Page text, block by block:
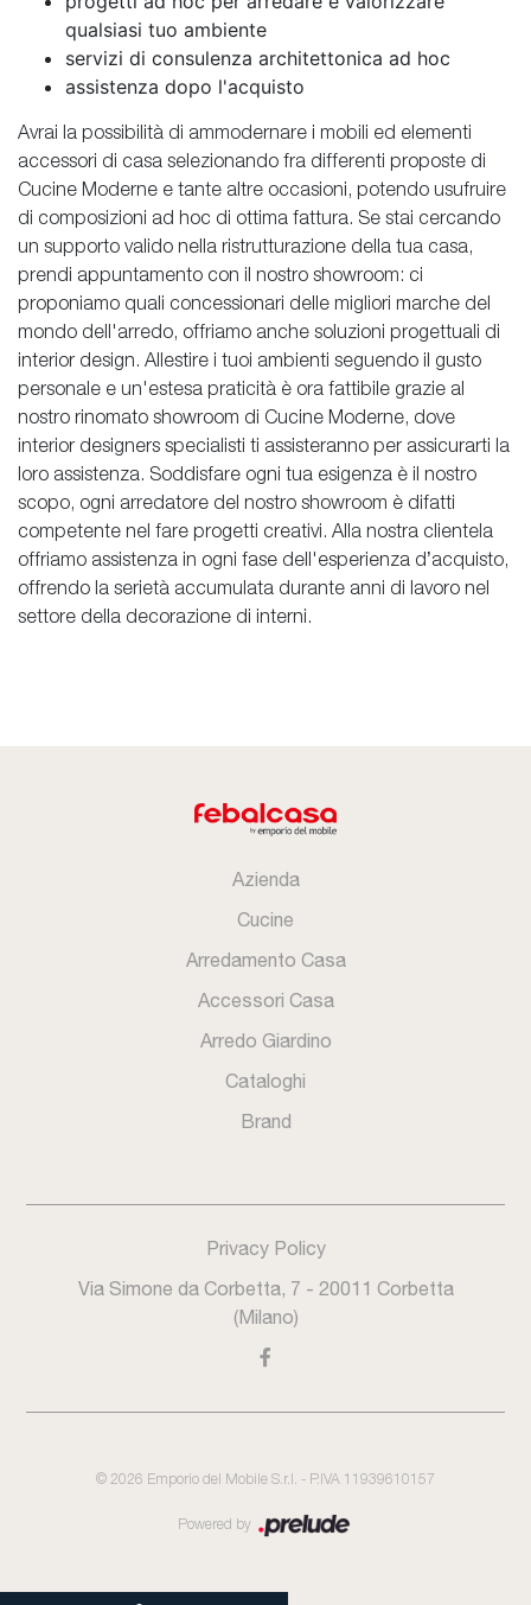
qualsiasi tuo ambiente
servizi di consulenza architettonica ad hoc
assistenza dopo l'acquisto
Avrai la possibilità di ammodernare i mobili ed elementi
accessori di casa selezionando fra differenti proposte di
Cucine Moderne e tante altre occasioni, potendo usufruire
di composizioni ad hoc di ottima fattura. Se stai cercando
un supporto valido nella ristrutturazione della tua casa,
prendi appuntamento con il nostro showroom: ci
proponiamo quali concessionari delle migliori marche del
mondo dell'arredo, offriamo anche soluzioni progettuali di
interior design. Allestire i tuoi ambienti seguendo il gusto
personale e un'estesa praticità è ora fattibile grazie al
nostro rinomato showroom di Cucine Moderne, dove
interior designers specialisti ti assisteranno per assicurarti la
loro assistenza. Soddisfare ogni tua esigenza è il nostro
scopo, ogni arredatore del nostro showroom è difatti
competente nel fare progetti creativi. Alla nostra clientela
offriamo assistenza in ogni fase dell'esperienza d’acquisto,
offrendo la serietà accumulata durante anni di lavoro nel
settore della decorazione di interni.
Azienda
Cucine
Arredamento Casa
Accessori Casa
Arredo Giardino
Cataloghi
Brand
Privacy Policy
Via Simone da Corbetta, 7 - 20011 Corbetta
(Milano)
© 2026 Emporio del Mobile S.r.l. - P.IVA 11939610157
Powered by